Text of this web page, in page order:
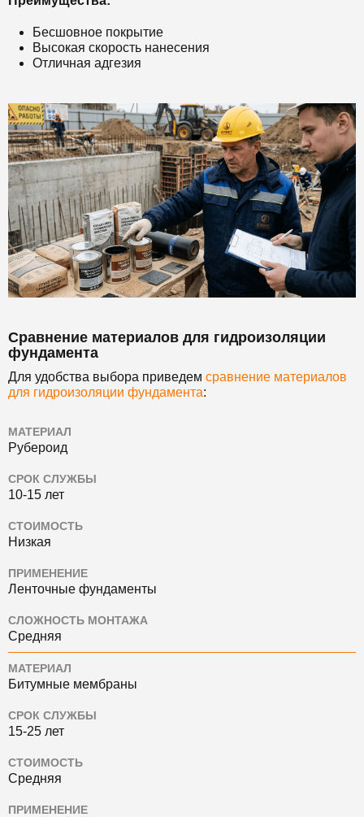
Бесшовное покрытие
Высокая скорость нанесения
Отличная адгезия
Сравнение материалов для гидроизоляции
фундамента
Для удобства выбора приведем сравнение материалов
для гидроизоляции фундамента:
МАТЕРИАЛ
Рубероид
СРОК СЛУЖБЫ
10-15 лет
СТОИМОСТЬ
Низкая
ПРИМЕНЕНИЕ
Ленточные фундаменты
СЛОЖНОСТЬ МОНТАЖА
Средняя
МАТЕРИАЛ
Битумные мембраны
СРОК СЛУЖБЫ
15-25 лет
СТОИМОСТЬ
Средняя
ПРИМЕНЕНИЕ